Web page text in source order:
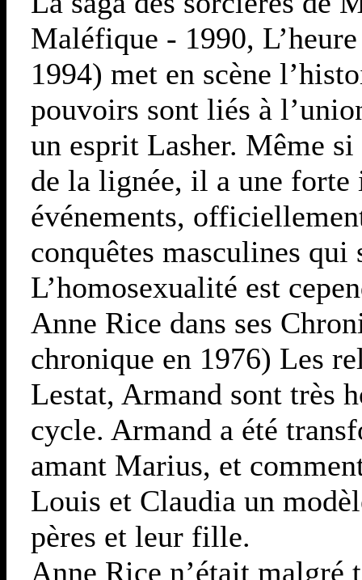
Maléfique - 1990,
1994) met en scène
pouvoirs sont liés à
un esprit Lasher. Même si
de la lignée, il a une forte
événements,
conquêtes masculines qui
L’homosexualité est
Anne Rice dans ses
chronique en 1976) Les
Lestat, Armand sont très
cycle. Armand a été
amant Marius, et
Louis et Claudia un
pères et leur fille.
Anne Rice n’était malgré